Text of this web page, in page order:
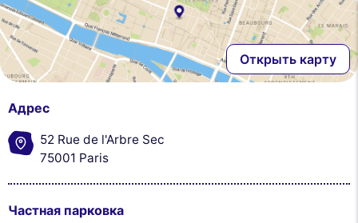
Открыть карту
Адрес
52 Rue de l'Arbre Sec
75001 Paris
Частная парковка